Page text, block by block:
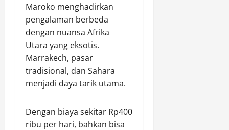
Maroko menghadirkan
pengalaman berbeda
dengan nuansa Afrika
Utara yang eksotis.
Marrakech, pasar
tradisional, dan Sahara
menjadi daya tarik utama.
Dengan biaya sekitar Rp400
ribu per hari, bahkan bisa